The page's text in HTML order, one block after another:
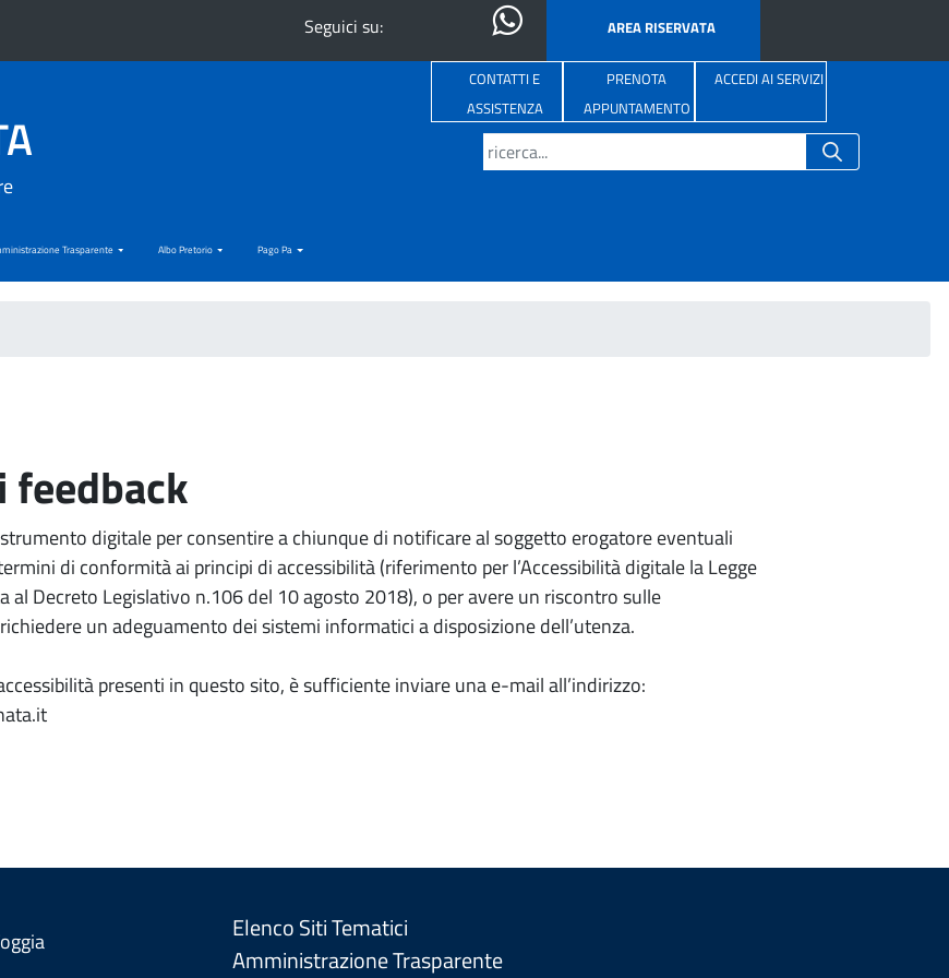
Seguici su: AREA RISERVATA
CONTATTI E
ASSISTENZA
PRENOTA
APPUNTAMENTO
ACCEDI AI SERVIZI
Trasparente Albo Pretorio Pago Pa
feedback
digitale per consentire a chiunque di notificare al soggetto erogatore eventuali
di conformità ai principi di accessibilità (riferimento per l’Accessibilità digitale la Legge
al Decreto Legislativo n.106 del 10 agosto 2018), o per avere un riscontro sulle
un adeguamento dei sistemi informatici a disposizione dell’utenza.
presenti in questo sito, è sufficiente inviare una e-mail all’indirizzo:
Elenco Siti Tematici
Amministrazione Trasparente